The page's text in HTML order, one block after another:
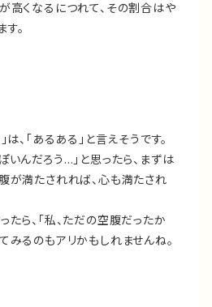
高くなるにつれて、その割合はや
。
は、「あるある」と言えそうです。
いんだろう…」と思ったら、まずは
が満たされれば、心も満たされ
たら、「私、ただの空腹だったか
みるのもアリかもしれませんね。